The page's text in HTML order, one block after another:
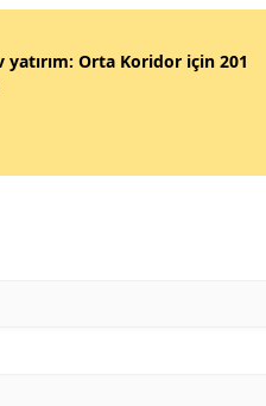
yatırım: Orta Koridor için 201